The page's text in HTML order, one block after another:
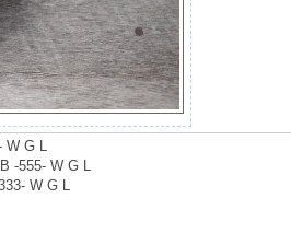
G L
-555- W G L
W G L